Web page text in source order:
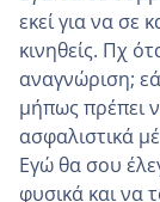
εκεί για να σε
κινηθείς. Πχ
αναγνώριση;
μήπως πρέπει
ασφαλιστικά
Εγώ θα σου
φυσικά και να